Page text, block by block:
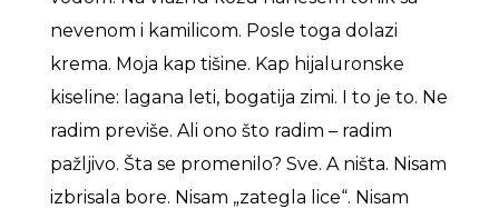
nevenom i kamilicom. Posle toga dolazi
krema. Moja kap tišine. Kap hijaluronske
kiseline: lagana leti, bogatija zimi. I to je to. Ne
radim previše. Ali ono što radim – radim
pažljivo. Šta se promenilo? Sve. A ništa. Nisam
izbrisala bore. Nisam „zategla lice“. Nisam